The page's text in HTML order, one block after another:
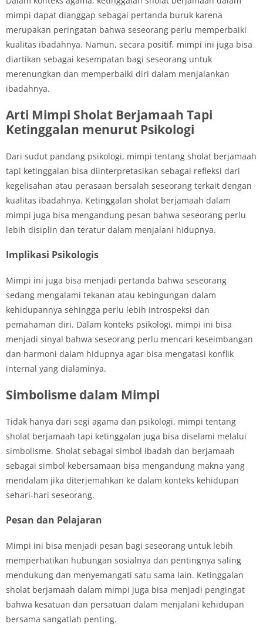
mimpi dapat dianggap sebagai pertanda buruk karena
merupakan peringatan bahwa seseorang perlu memperbaiki
kualitas ibadahnya. Namun, secara positif, mimpi ini juga bisa
diartikan sebagai kesempatan bagi seseorang untuk
merenungkan dan memperbaiki diri dalam menjalankan
ibadahnya.
Arti Mimpi Sholat Berjamaah Tapi
Ketinggalan menurut Psikologi
Dari sudut pandang psikologi, mimpi tentang sholat berjamaah
tapi ketinggalan bisa diinterpretasikan sebagai refleksi dari
kegelisahan atau perasaan bersalah seseorang terkait dengan
kualitas ibadahnya. Ketinggalan sholat berjamaah dalam
mimpi juga bisa mengandung pesan bahwa seseorang perlu
lebih disiplin dan teratur dalam menjalani hidupnya.
Implikasi Psikologis
Mimpi ini juga bisa menjadi pertanda bahwa seseorang
sedang mengalami tekanan atau kebingungan dalam
kehidupannya sehingga perlu lebih introspeksi dan
pemahaman diri. Dalam konteks psikologi, mimpi ini bisa
menjadi sinyal bahwa seseorang perlu mencari keseimbangan
dan harmoni dalam hidupnya agar bisa mengatasi konflik
internal yang dialaminya.
Simbolisme dalam Mimpi
Tidak hanya dari segi agama dan psikologi, mimpi tentang
sholat berjamaah tapi ketinggalan juga bisa diselami melalui
simbolisme. Sholat sebagai simbol ibadah dan berjamaah
sebagai simbol kebersamaan bisa mengandung makna yang
mendalam jika diterjemahkan ke dalam konteks kehidupan
sehari-hari seseorang.
Pesan dan Pelajaran
Mimpi ini bisa menjadi pesan bagi seseorang untuk lebih
memperhatikan hubungan sosialnya dan pentingnya saling
mendukung dan menyemangati satu sama lain. Ketinggalan
sholat berjamaah dalam mimpi juga bisa menjadi pengingat
bahwa kesatuan dan persatuan dalam menjalani kehidupan
bersama sangatlah penting.